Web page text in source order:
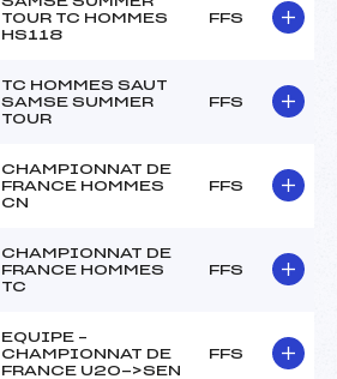
TOUR TC HOMMES
HS118
FFS
TC HOMMES SAUT
SAMSE SUMMER
TOUR
FFS
CHAMPIONNAT DE
FRANCE HOMMES
CN
FFS
CHAMPIONNAT DE
FRANCE HOMMES
TC
FFS
EQUIPE –
CHAMPIONNAT DE
FRANCE U20->SEN
FFS